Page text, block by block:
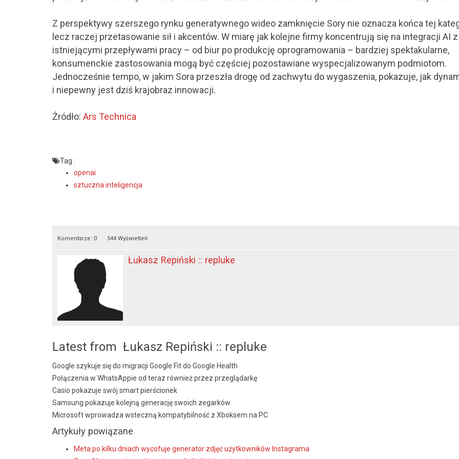
Z perspektywy szerszego rynku generatywnego wideo zamknięcie Sory nie oznacza końca tej
lecz raczej przetasowanie sił i akcentów. W miarę jak kolejne firmy koncentrują się na integracji AI z
istniejącymi przepływami pracy – od biur po produkcję oprogramowania – bardziej spektakularne,
konsumenckie zastosowania mogą być częściej pozostawiane wyspecjalizowanym podmiotom.
Jednocześnie tempo, w jakim Sora przeszła drogę od zachwytu do wygaszenia, pokazuje, jak
i niepewny jest dziś krajobraz innowacji.
Źródło: Ars Technica
Tag :
openai
sztuczna inteligencja
Komentarze::0 544 Wyświetleń
Łukasz Repiński :: repluke
Latest from Łukasz Repiński :: repluke
Google szykuje się do migracji Google Fit do Google Health
Połączenia w WhatsAppie od teraz również przez przeglądarkę
Casio pokazuje swój smart pierścionek
Samsung pokazuje kolejną generację swoich zegarków
Microsoft wprowadza wsteczną kompatybilność z Xboksem na PC
Artykuły powiązane
Meta po kilku dniach wycofuje generator zdjęć użytkowników Instagrama